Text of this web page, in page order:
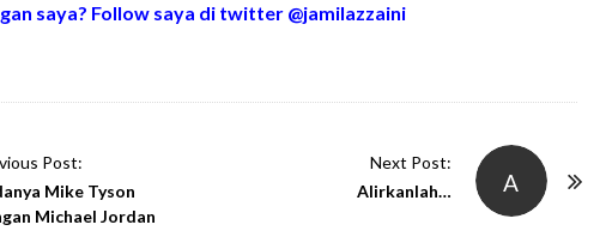
saya? Follow saya di twitter @jamilazzaini
Post:
Mike Tyson
Michael Jordan
A
Next Post:
Alirkanlah…